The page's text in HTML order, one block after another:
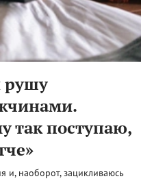
рушу
так поступаю,
и, наоборот, зацикливаюсь